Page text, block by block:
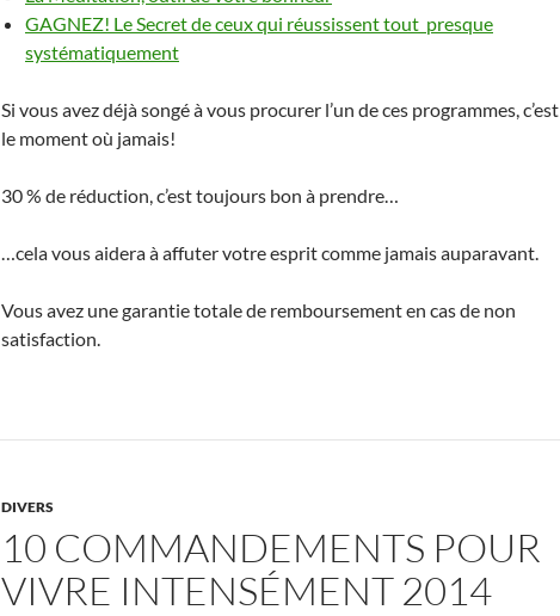
GAGNEZ! Le Secret de ceux qui réussissent tout presque
systématiquement
Si vous avez déjà songé à vous procurer l’un de ces programmes, c’est
le moment où jamais!
30 % de réduction, c’est toujours bon à prendre…
…cela vous aidera à affuter votre esprit comme jamais auparavant.
Vous avez une garantie totale de remboursement en cas de non
satisfaction.
DIVERS
10 COMMANDEMENTS POUR
VIVRE INTENSÉMENT 2014